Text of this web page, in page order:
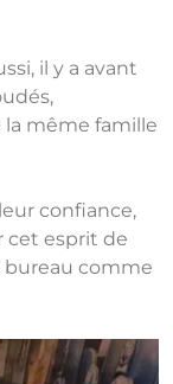
il y a avant
la même famille
confiance,
cet esprit de
bureau comme